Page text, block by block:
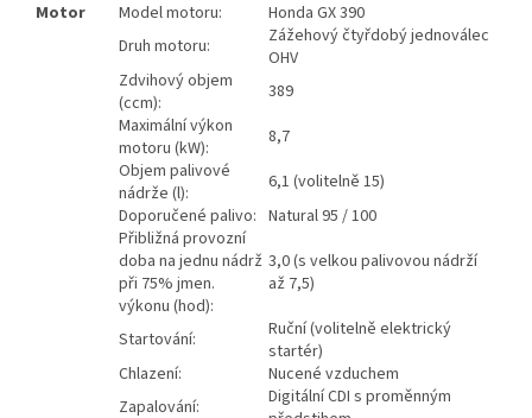
Motor
Model motoru:
Honda GX 390
Druh motoru:
Zážehový čtyřdobý jednoválec
OHV
Zdvihový objem
(ccm):
389
Maximální výkon
motoru (kW):
8,7
Objem palivové
nádrže (l):
6,1 (volitelně 15)
Doporučené palivo: Natural 95 / 100
Přibližná provozní
doba na jednu nádrž
při 75% jmen.
výkonu (hod):
3,0 (s velkou palivovou nádrží
až 7,5)
Startování:
Ruční (volitelně elektrický
startér)
Chlazení:
Nucené vzduchem
Zapalování:
Digitální CDI s proměnným